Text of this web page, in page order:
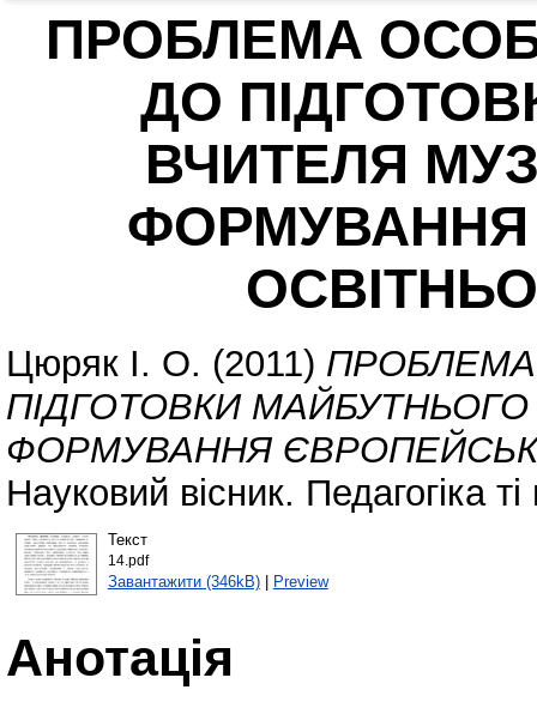
ПРОБЛЕМА
ДО
ВЧИТЕЛЯ
Цюряк І. О. (2011)
ПІДГОТОВКИ
ФОРМУВАННЯ
Науковий вісник. Педагогіка
Текст
14.pdf
Завантажити (346kB)| Preview
Анотація